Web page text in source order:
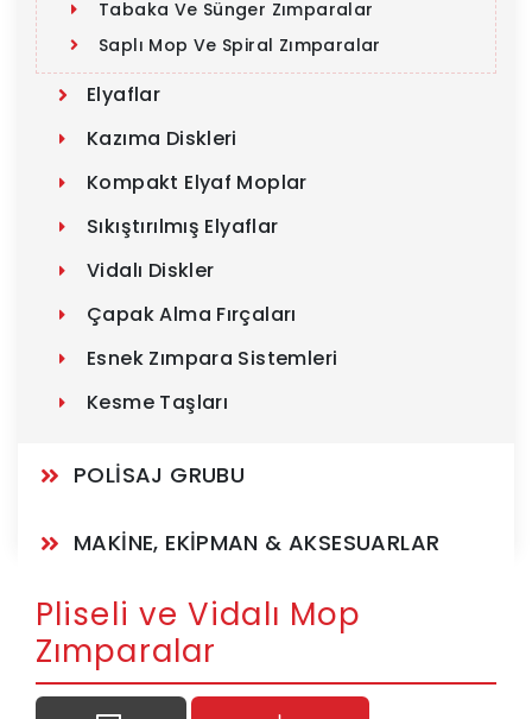
Tabaka Ve Sünger Zımparalar
Saplı Mop Ve Spiral Zımparalar
Elyaflar
Kazıma Diskleri
Kompakt Elyaf Moplar
Sıkıştırılmış Elyaflar
Vidalı Diskler
Çapak Alma Fırçaları
Esnek Zımpara Sistemleri
Kesme Taşları
POLİSAJ GRUBU
MAKİNE, EKİPMAN & AKSESUARLAR
Pliseli ve Vidalı Mop
Zımparalar